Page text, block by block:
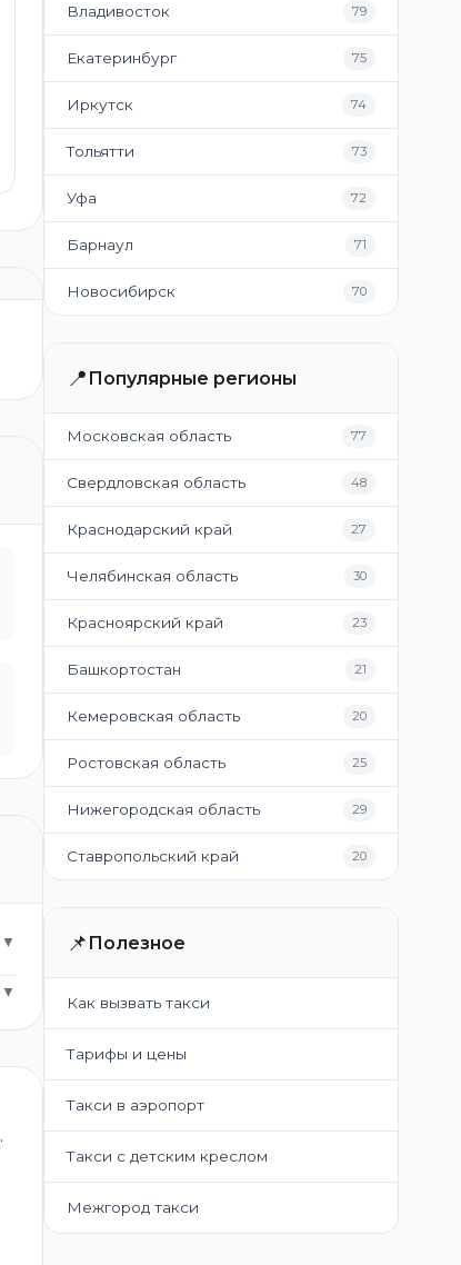
▼
▼
.
Владивосток 79
Екатеринбург 75
Иркутск 74
Тольятти 73
Уфа 72
Барнаул 71
Новосибирск 70
📍 Популярные регионы
Московская область 77
Свердловская область 48
Краснодарский край 27
Челябинская область 30
Красноярский край 23
Башкортостан 21
Кемеровская область 20
Ростовская область 25
Нижегородская область 29
Ставропольский край 20
📌 Полезное
Как вызвать такси
Тарифы и цены
Такси в аэропорт
Такси с детским креслом
Межгород такси